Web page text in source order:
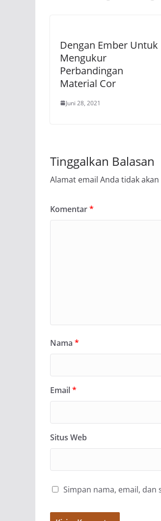
Dengan Ember Untuk
Mengukur
Perbandingan
Material Cor
Juni 28, 2021
Tinggalkan Balasan
Alamat email Anda tidak
Komentar*
Nama *
Email*
Situs Web
Simpan nama, email,